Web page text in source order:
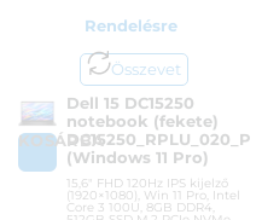
Rendelésre
Összevet
KOSÁRBA
Dell 15 DC15250
notebook (fekete)
DC15250_RPLU_020_P
(Windows 11 Pro)
15,6″ FHD 120Hz IPS kijelző
(1920×1080), Win 11 Pro, Intel
Core 3 100U, 8GB DDR4,